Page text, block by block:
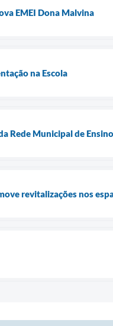
EMEI Dona Malvina
na Escola
Rede Municipal de
revitalizações nos